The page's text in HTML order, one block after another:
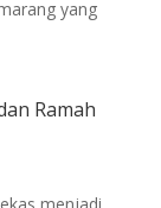
yang
Ramah
menjadi